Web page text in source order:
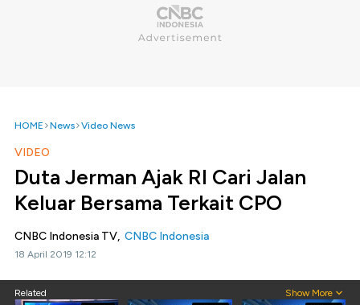
HOME News Video News
VIDEO
Duta Jerman Ajak RI Cari Jalan
Keluar Bersama Terkait CPO
CNBC Indonesia TV, CNBC Indonesia
18 April 2019 12:12
Related Show More